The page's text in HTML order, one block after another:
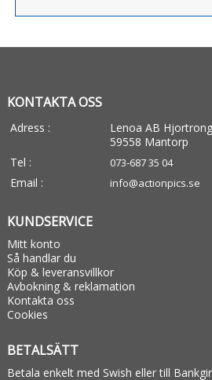
KONTAKTA OSS
Adress :
Lenoa AB
59558 Mantorp
Tel :
073-687 35 04
Email : info@actionpics.se
KUNDSERVICE
Mitt konto
Så handlar du
Köp & leveransvillkor
Avbokning & reklamation
Kontakta oss
Cookies
BETALSÄTT
Betala enkelt med Swish eller till